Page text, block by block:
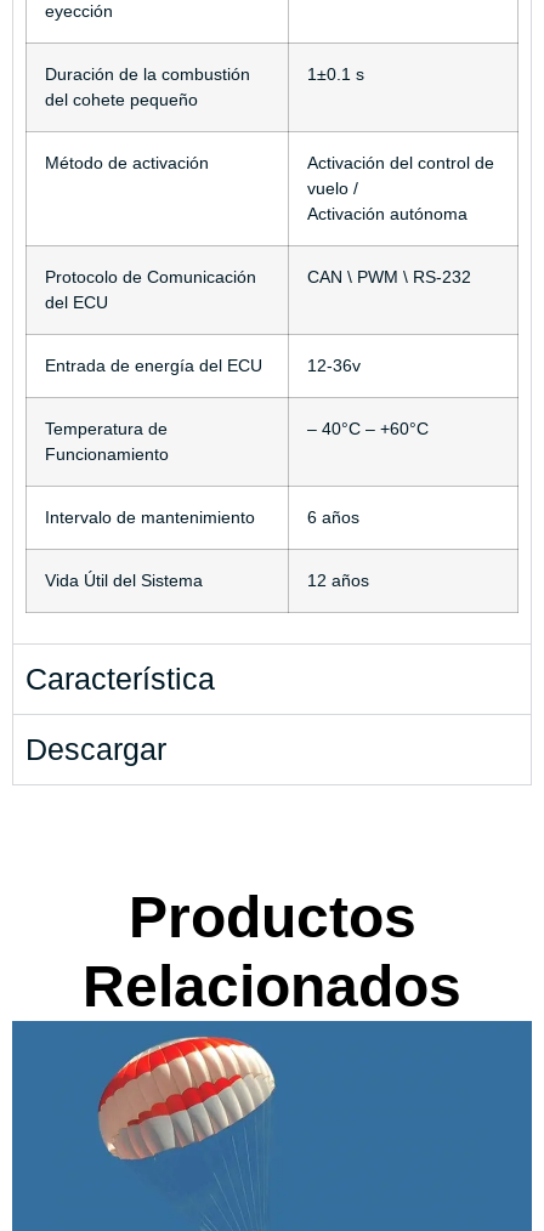
eyección
Duración de la combustión
del cohete pequeño
1±0.1 s
Método de activación
Activación del control de
vuelo /
Activación autónoma
Protocolo de Comunicación
del ECU
CAN \ PWM \ RS-232
Entrada de energía del ECU 12-36v
Temperatura de
Funcionamiento
– 40°C – +60°C
Intervalo de mantenimiento 6 años
Vida Útil del Sistema 12 años
Característica
Descargar
Productos
Relacionados